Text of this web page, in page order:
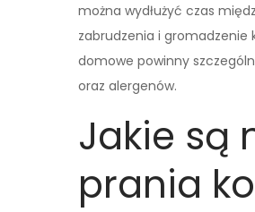
można wydłużyć czas
zabrudzenia i gromadzenie
domowe powinny
oraz alergenów.
Jakie są
prania